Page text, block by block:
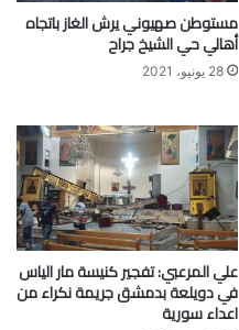
مستوطن صهيوني يرش الغاز باتجاه
أهالي حي الشيخ جراح
28 يونيو، 2021
علي المرعبي: تفجير كنيسة مار الياس
في دويلعة بدمشق جريمة نكراء من
اعداء سورية